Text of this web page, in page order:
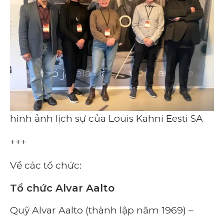
hình ảnh lịch sự của Louis Kahni Eesti SA
+++
Về các tổ chức:
Tổ chức Alvar Aalto
Quỹ Alvar Aalto (thành lập năm 1969) –